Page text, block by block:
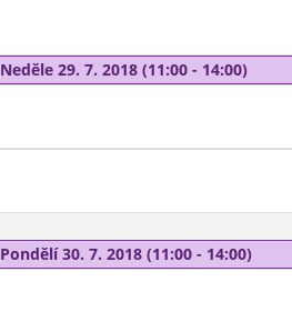
Neděle 29. 7. 2018 (11:00 - 14:00)
Pondělí 30. 7. 2018 (11:00 - 14:00)